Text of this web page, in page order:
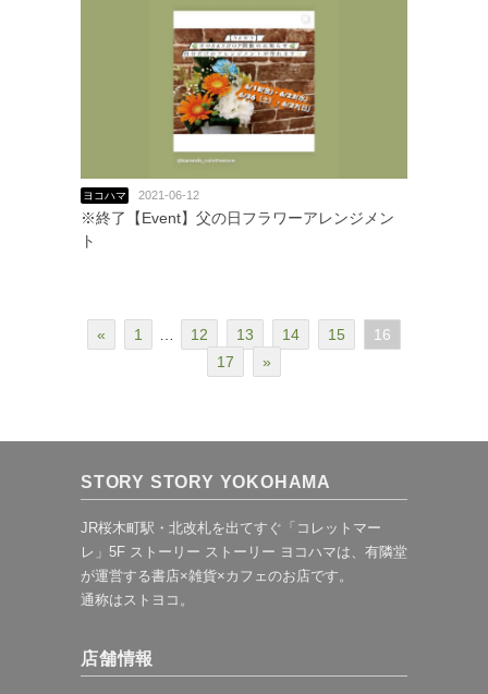
ヨコハマ 2021-06-12
※終了【Event】父の日フラワーアレンジメン
ト
« 1 12 13 14 15
16
17
»
STORY STORY YOKOHAMA
JR桜木町駅・北改札を出てすぐ「コレットマー
レ」5F ストーリー ストーリー ヨコハマは、有隣堂
が運営する書店×雑貨×カフェのお店です。
通称はストヨコ。
店舗情報